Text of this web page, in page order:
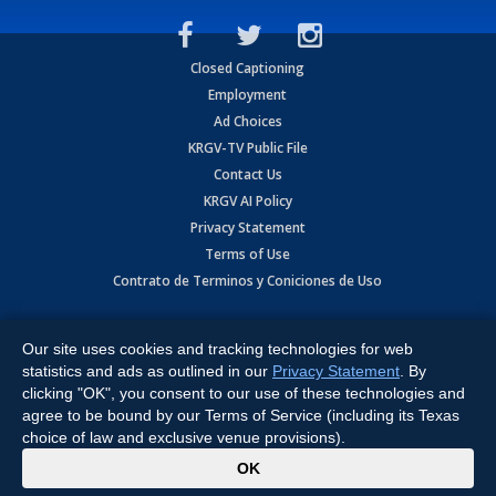
Closed Captioning
Employment
Ad Choices
KRGV-TV Public File
Contact Us
KRGV AI Policy
Privacy Statement
Terms of Use
Contrato de Terminos y Coniciones de Uso
Expressway, Weslaco, TX 78596.
All Rights Reserved. Powered by:Ruby Shore Software
Our site uses cookies and tracking technologies for web
statistics and ads as outlined in our Privacy Statement . By
clicking "OK", you consent to our use of these technologies and
agree to be bound by our Terms of Service (including its Texas
choice of law and exclusive venue provisions).
OK